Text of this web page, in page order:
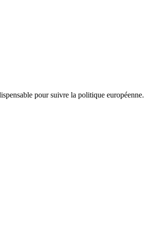
pour suivre la politique européenne.